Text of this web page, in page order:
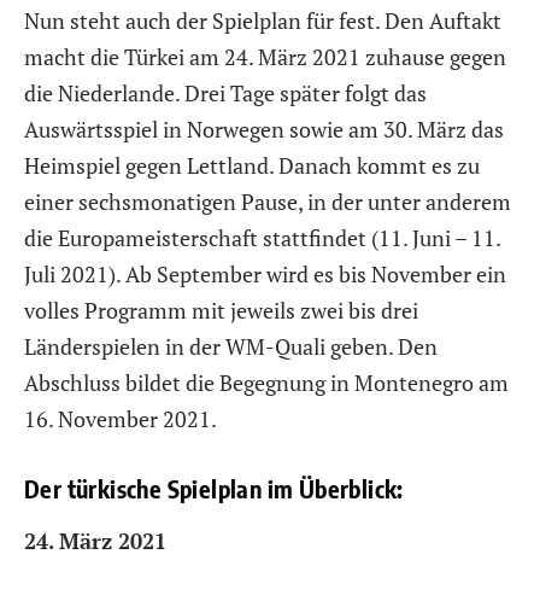
Nun steht auch der Spielplan für fest. Den Auftakt
macht die Türkei am 24. März 2021 zuhause gegen
die Niederlande. Drei Tage später folgt das
Auswärtsspiel in Norwegen sowie am 30. März das
Heimspiel gegen Lettland. Danach kommt es zu
einer sechsmonatigen Pause, in der unter anderem
die Europameisterschaft stattfindet (11. Juni – 11.
Juli 2021). Ab September wird es bis November ein
volles Programm mit jeweils zwei bis drei
Länderspielen in der WM-Quali geben. Den
Abschluss bildet die Begegnung in Montenegro am
16. November 2021.
Der türkische Spielplan im Überblick:
24. März 2021